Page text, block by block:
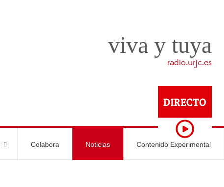
viva y tuya
radio.urjc.es
Colabora Noticias Contenido Experimental